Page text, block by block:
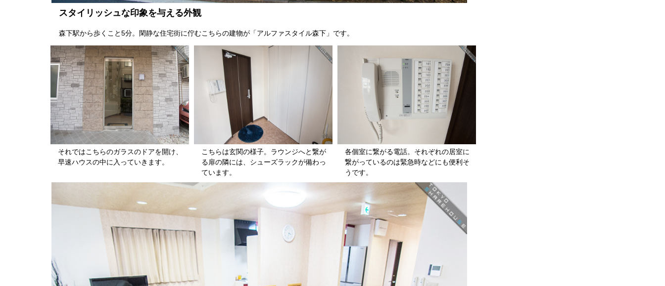
スタイリッシュな印象を与える外観
森下駅から歩くこと5分。閑静な住宅街に佇むこちらの建物が「アルファスタイル森下」です。
それではこちらのガラスのドアを開け、
早速ハウスの中に入っていきます。
こちらは玄関の様子。ラウンジへと繋が
る扉の隣には、シューズラックが備わっ
ています。
各個室に繋がる電話。それぞれの居室に
繋がっているのは緊急時などにも便利そ
うです。